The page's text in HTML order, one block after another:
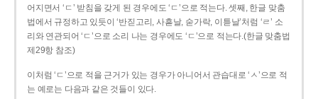
어지면서 ‘ㄷ’ 받침을 갖게 된 경우에도 ‘ㄷ’으로 적는다. 셋째, 한글 맞춤
법에서 규정하고 있듯이 ‘반짇고리, 사흗날, 숟가락, 이튿날’처럼 ‘ㄹ’ 소
리와 연관되어 ‘ㄷ’으로 소리 나는 경우에도 ‘ㄷ’으로 적는다.(한글 맞춤법
제29항 참조)
이처럼 ‘ㄷ’으로 적을 근거가 있는 경우가 아니어서 관습대로 ‘ㅅ’으로 적
는 예로는 다음과 같은 것들이 있다.